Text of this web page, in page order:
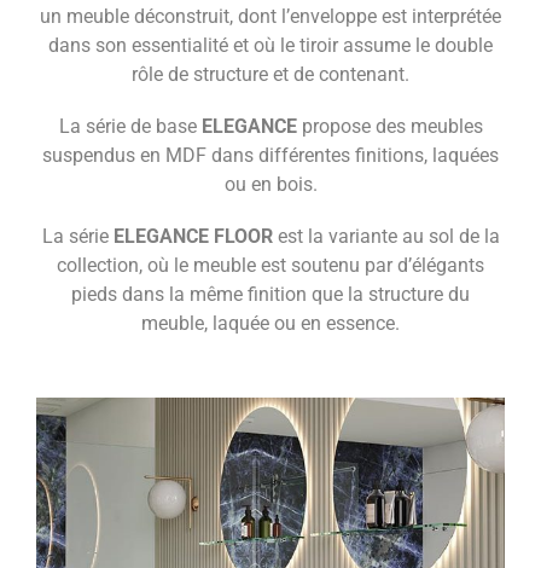
un meuble déconstruit, dont l’enveloppe est interprétée
dans son essentialité et où le tiroir assume le double
rôle de structure et de contenant.
La série de base ELEGANCEpropose des meubles
suspendus en MDF dans différentes finitions, laquées
ou en bois.
La série ELEGANCE FLOORest la variante au sol de la
collection, où le meuble est soutenu par d’élégants
pieds dans la même finition que la structure du
meuble, laquée ou en essence.